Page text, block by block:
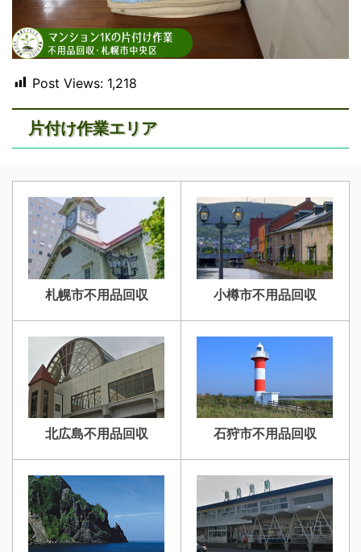
Post Views: 1,218
片付け作業エリア
札幌市不用品回収 小樽市不用品回収
北広島不用品回収 石狩市不用品回収